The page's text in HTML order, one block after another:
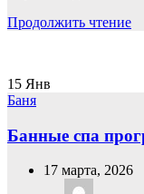
Продолжить чтение
15 Янв
Баня
Банные спа
17 марта, 2026